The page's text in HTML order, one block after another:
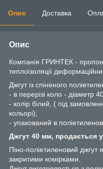
Опис Доставка
Опис
Компанія ГРИНТЕК -
теплоізоляції
Джгут із спіненого
- в перерізі коло - діаметр
- колір білий, ( під
кольорі);
- упакований в
Джгут 40 мм, продається
Піно-поліетиленовий джгут
закритими комірками.